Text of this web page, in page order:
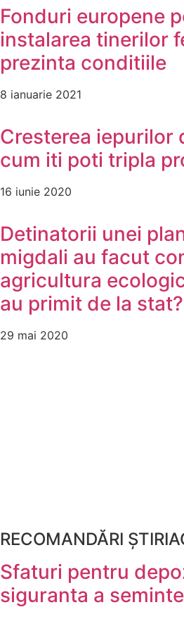
Fonduri europene
instalarea tinerilor
prezinta conditiile
8 ianuarie 2021
Cresterea iepurilor
cum iti poti tripla
16 iunie 2020
Detinatorii unei
migdali au facut
agricultura
au primit de la stat?
29 mai 2020
RECOMANDĂRI
Sfaturi pentru
siguranta a